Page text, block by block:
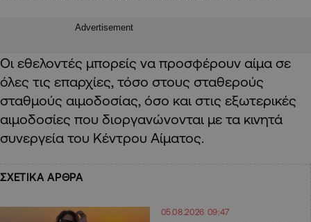
Advertisement
Οι εθελοντές μπορείς να προσφέρουν αίμα σε
όλες τις επαρχίες, τόσο στους σταθερούς
σταθμούς αιμοδοσίας, όσο και στις εξωτερικές
αιμοδοσίες που διοργανώνονται με τα κινητά
συνεργεία του Κέντρου Αίματος.
ΣΧΕΤΙΚΑ ΑΡΘΡΑ
05.08.2026 09:47